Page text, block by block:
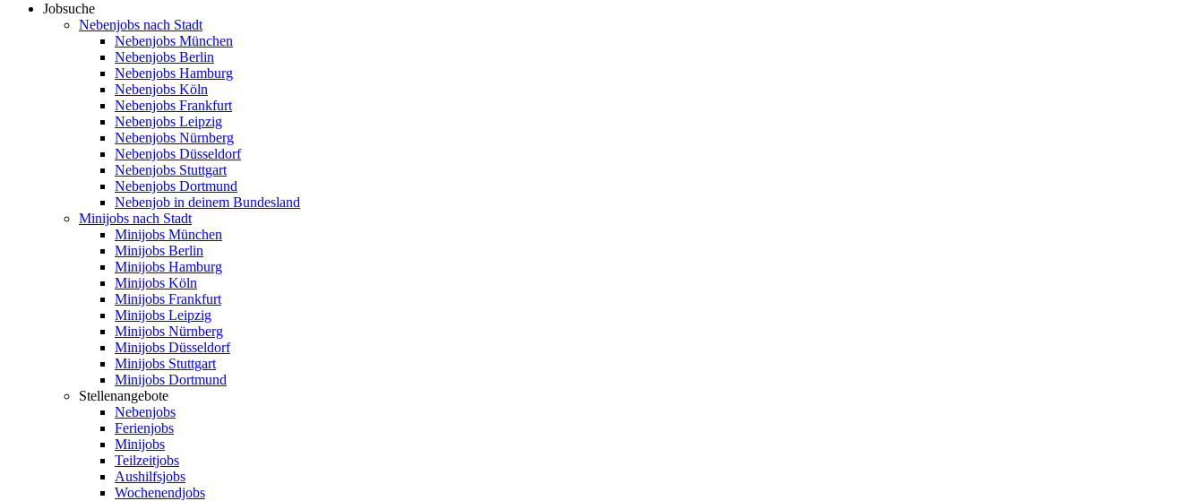
Jobsuche
Nebenjobs nach Stadt
Nebenjobs München
Nebenjobs Berlin
Nebenjobs Hamburg
Nebenjobs Köln
Nebenjobs Frankfurt
Nebenjobs Leipzig
Nebenjobs Nürnberg
Nebenjobs Düsseldorf
Nebenjobs Stuttgart
Nebenjobs Dortmund
Nebenjob in deinem Bundesland
Minijobs nach Stadt
Minijobs München
Minijobs Berlin
Minijobs Hamburg
Minijobs Köln
Minijobs Frankfurt
Minijobs Leipzig
Minijobs Nürnberg
Minijobs Düsseldorf
Minijobs Stuttgart
Minijobs Dortmund
Stellenangebote
Nebenjobs
Ferienjobs
Minijobs
Teilzeitjobs
Aushilfsjobs
Wochenendjobs